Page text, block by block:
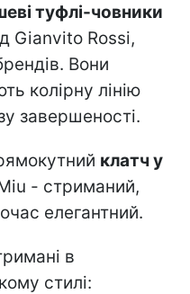
туфлі-човники
Gianvito Rossi,
Вони
колірну лінію
завершеності.
клатч у
- стриманий,
елегантний.
в
стилі: